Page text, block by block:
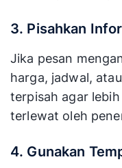
3. Pisahkan
Jika pesan
harga, jadwal,
terpisah agar
terlewat oleh
4. Gunakan